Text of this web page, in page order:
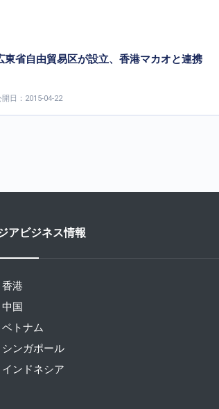
東省自由貿易区が設立、香港マカオと連携
開日：2015-04-22
アビジネス情報
香港
中国
ベトナム
シンガポール
インドネシア